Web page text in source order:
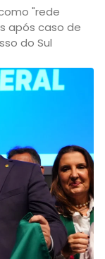
"rede
após caso de
do Sul